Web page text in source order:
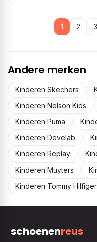
1 2 3
Andere merken
Kinderen Skechers
Kinderen Nelson Kids
Kinderen Puma
Kinderen Develab
Kinderen Replay
Kinderen Muyters
Kinderen Tommy Hilfiger
schoenenreus